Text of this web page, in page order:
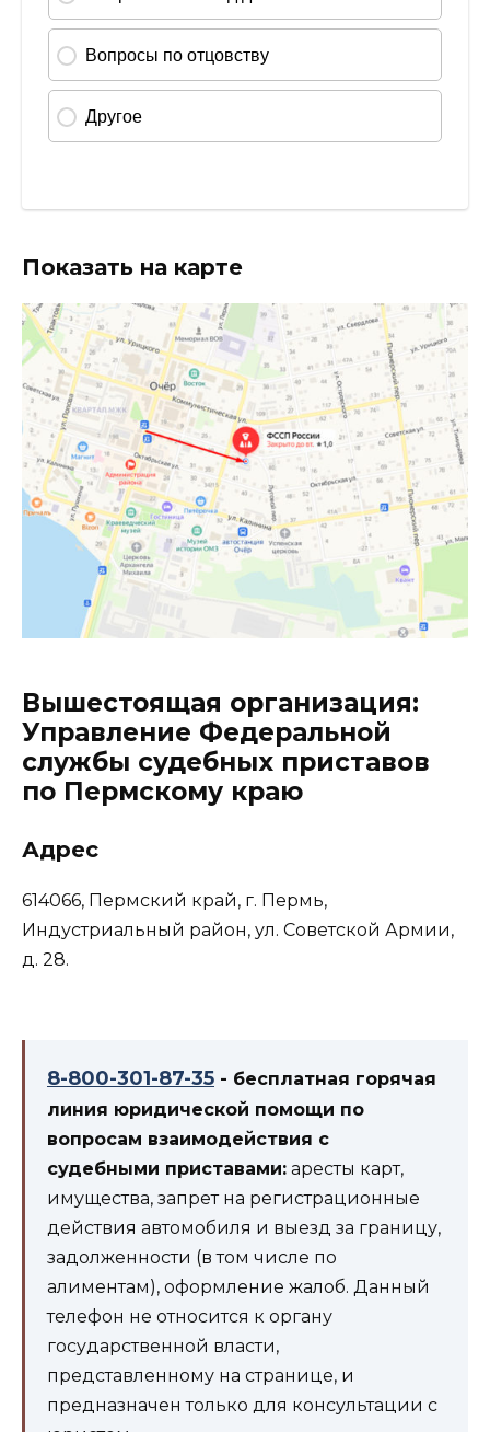
Показать на карте
Вышестоящая организация:
Управление Федеральной
службы судебных приставов
по Пермскому краю
Адрес
614066, Пермский край, г. Пермь,
Индустриальный район, ул. Советской Армии,
д. 28.
8-800-301-87-35 - бесплатная горячая
линия юридической помощи по
вопросам взаимодействия с
судебными приставами: аресты карт,
имущества, запрет на регистрационные
действия автомобиля и выезд за границу,
задолженности (в том числе по
алиментам), оформление жалоб. Данный
телефон не относится к органу
государственной власти,
представленному на странице, и
предназначен только для консультации с